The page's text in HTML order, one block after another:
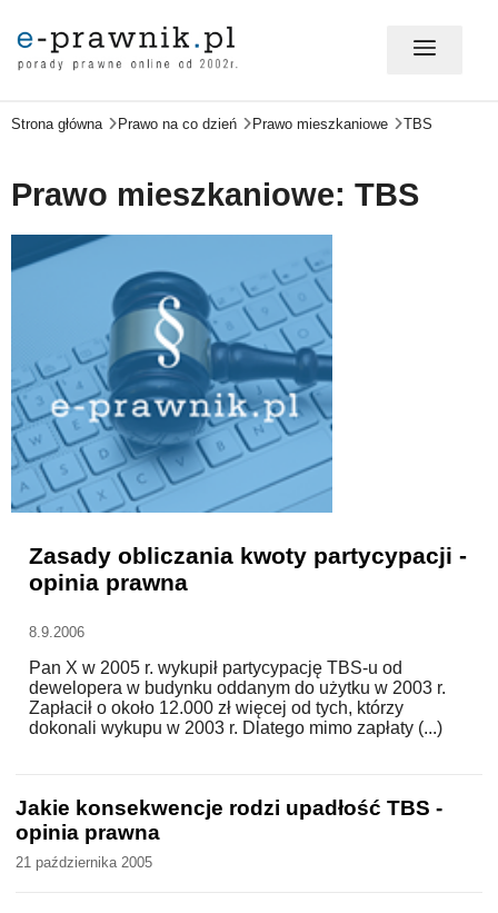
MÓJ E-PRAWNIK - LOGOWANIE
PORADY PRAWNE ONLINE
PRAWO NA CO DZIEŃ
PRAWO W BIZNESIE
ZMIANY W PRAWIE
Strona główna Prawo na co dzień Prawo mieszkaniowe TBS
Prawo mieszkaniowe: TBS
Zasady obliczania kwoty partycypacji -
opinia prawna
8.9.2006
Pan X w 2005 r. wykupił partycypację TBS-u od
dewelopera w budynku oddanym do użytku w 2003 r.
Zapłacił o około 12.000 zł więcej od tych, którzy
dokonali wykupu w 2003 r. Dlatego mimo zapłaty (...)
Jakie konsekwencje rodzi upadłość TBS -
opinia prawna
21 października 2005